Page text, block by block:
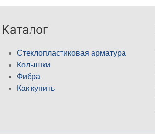
Каталог
Стеклопластиковая арматура
Колышки
Фибра
Как купить